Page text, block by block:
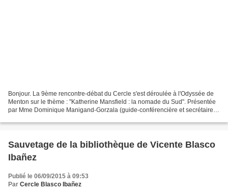
Bonjour. La 9ème rencontre-débat du Cercle s'est déroulée à l'Odyssée de
Menton sur le thème : "Katherine Mansfield : la nomade du Sud". Présentée
par Mme Dominique Manigand-Gorzala (guide-conférencière et secrétaire
Sauvetage de la bibliothèque de Vicente Blasco
Ibañez
Publié le 06/09/2015 à 09:53
Par Cercle Blasco Ibañez